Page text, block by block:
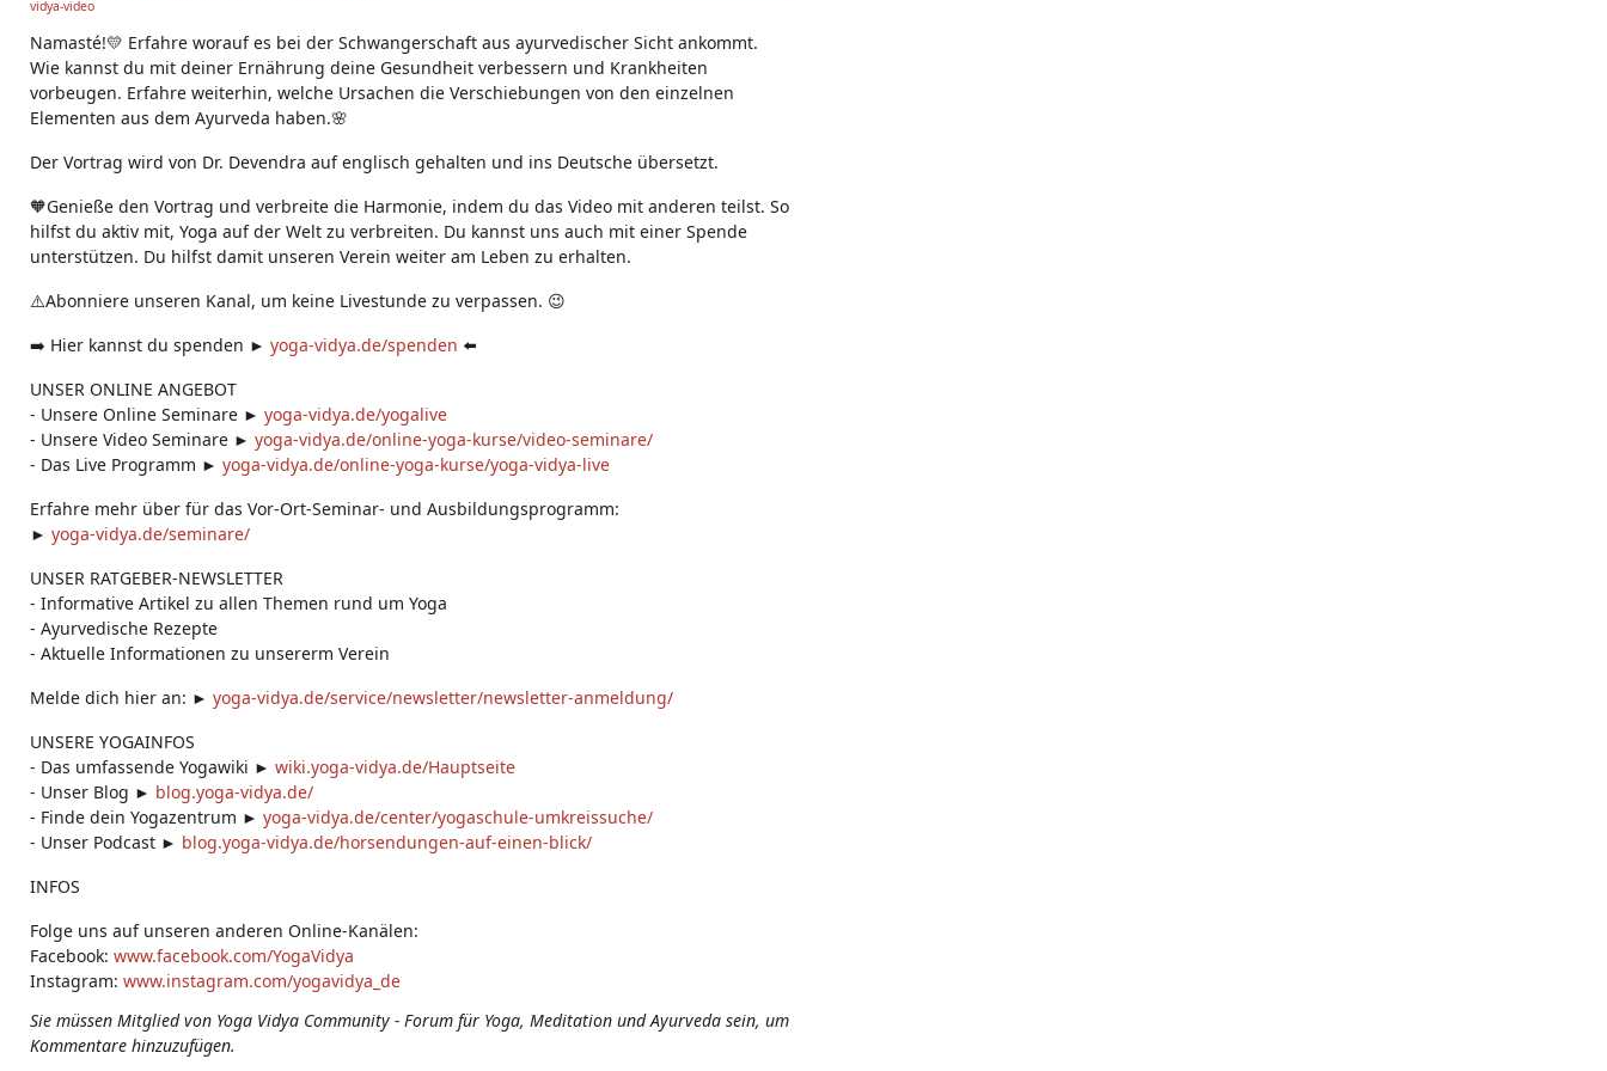
g
vidya-video
Namasté!💛 Erfahre worauf es bei der Schwangerschaft aus ayurvedischer Sicht ankommt.
Wie kannst du mit deiner Ernährung deine Gesundheit verbessern und Krankheiten
vorbeugen. Erfahre weiterhin, welche Ursachen die Verschiebungen von den einzelnen
Elementen aus dem Ayurveda haben.🌸
Der Vortrag wird von Dr. Devendra auf englisch gehalten und ins Deutsche übersetzt.
🧡Genieße den Vortrag und verbreite die Harmonie, indem du das Video mit anderen teilst. So
hilfst du aktiv mit, Yoga auf der Welt zu verbreiten. Du kannst uns auch mit einer Spende
unterstützen. Du hilfst damit unseren Verein weiter am Leben zu erhalten.
⚠️Abonniere unseren Kanal, um keine Livestunde zu verpassen. 😉
➡️ Hier kannst du spenden ► yoga-vidya.de/spenden ⬅️
UNSER ONLINE ANGEBOT
- Unsere Online Seminare ► yoga-vidya.de/yogalive
- Unsere Video Seminare ► yoga-vidya.de/online-yoga-kurse/video-seminare/
- Das Live Programm ► yoga-vidya.de/online-yoga-kurse/yoga-vidya-live
Erfahre mehr über für das Vor-Ort-Seminar- und Ausbildungsprogramm:
► yoga-vidya.de/seminare/
UNSER RATGEBER-NEWSLETTER
- Informative Artikel zu allen Themen rund um Yoga
- Ayurvedische Rezepte
- Aktuelle Informationen zu unsererm Verein
Melde dich hier an: ► yoga-vidya.de/service/newsletter/newsletter-anmeldung/
UNSERE YOGAINFOS
- Das umfassende Yogawiki ► wiki.yoga-vidya.de/Hauptseite
- Unser Blog ► blog.yoga-vidya.de/
- Finde dein Yogazentrum ► yoga-vidya.de/center/yogaschule-umkreissuche/
- Unser Podcast ► blog.yoga-vidya.de/horsendungen-auf-einen-blick/
INFOS
Folge uns auf unseren anderen Online-Kanälen:
Facebook: www.facebook.com/YogaVidya
Instagram: www.instagram.com/yogavidya_de
Sie müssen Mitglied von Yoga Vidya Community - Forum für Yoga, Meditation und Ayurveda sein, um
Kommentare hinzuzufügen.